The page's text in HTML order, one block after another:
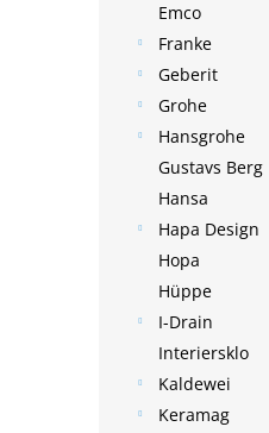
Emco
Franke
Geberit
Grohe
Hansgrohe
Gustavs Berg
Hansa
Hapa Design
Hopa
Hüppe
I-Drain
Interiersklo
Kaldewei
Keramag